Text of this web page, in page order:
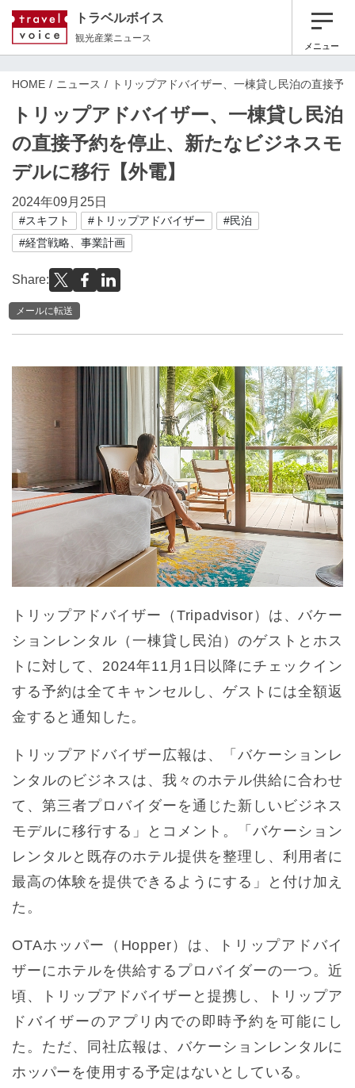
トラベルボイス
観光産業ニュース
メニュー
HOME ニュース トリップアドバイザー、一棟貸し民泊の直接予
トリップアドバイザー、一棟貸し民泊
の直接予約を停止、新たなビジネスモ
デルに移行【外電】
2024年09月25日
#スキフト #トリップアドバイザー
#民泊
#経営戦略、事業計画
Share:
メールに転送
トリップアドバイザー（Tripadvisor）は、バケー
ションレンタル（一棟貸し民泊）のゲストとホス
トに対して、2024年11月1日以降にチェックイン
する予約は全てキャンセルし、ゲストには全額返
金すると通知した。
トリップアドバイザー広報は、「バケーションレ
ンタルのビジネスは、我々のホテル供給に合わせ
て、第三者プロバイダーを通じた新しいビジネス
モデルに移行する」とコメント。「バケーション
レンタルと既存のホテル提供を整理し、利用者に
最高の体験を提供できるようにする」と付け加え
た。
OTAホッパー（Hopper）は、トリップアドバイ
ザーにホテルを供給するプロバイダーの一つ。近
頃、トリップアドバイザーと提携し、トリップア
ドバイザーのアプリ内での即時予約を可能にし
た。ただ、同社広報は、バケーションレンタルに
ホッパーを使用する予定はないとしている。